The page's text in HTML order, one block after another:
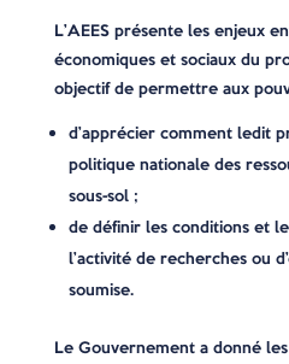
L’AEES présente les enjeux
économiques et sociaux du
objectif de permettre aux
d’apprécier comment ledit
politique nationale des
sous-sol ;
de définir les conditions et
l’activité de recherches ou
soumise.
Le Gouvernement a donné